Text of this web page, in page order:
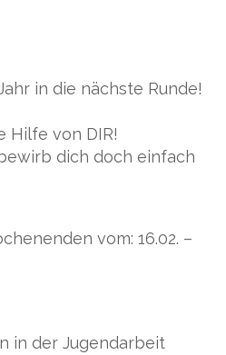
in die nächste Runde!
Hilfe von DIR!
dich doch einfach
vom: 16.02. –
in der Jugendarbeit